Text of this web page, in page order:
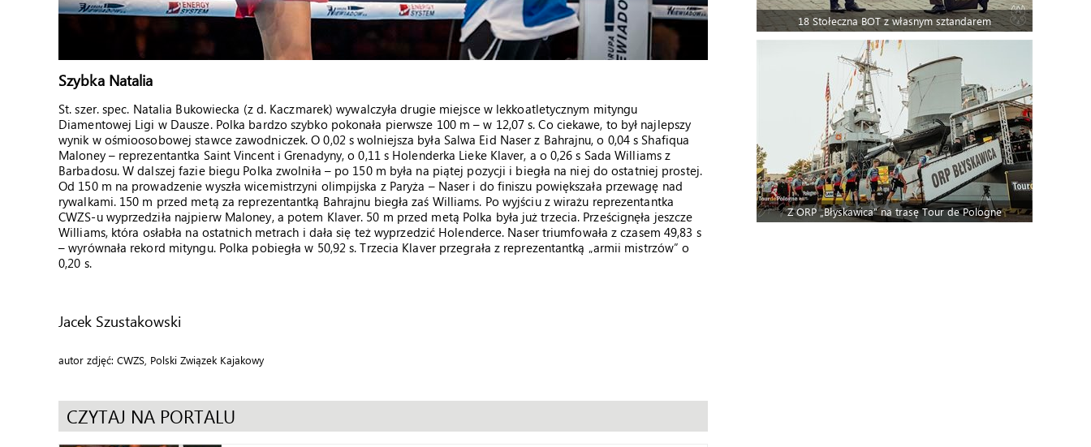
Szybka Natalia
St. szer. spec. Natalia Bukowiecka (z d. Kaczmarek) wywalczyła drugie miejsce w lekkoatletycznym mityngu
Diamentowej Ligi w Dausze. Polka bardzo szybko pokonała pierwsze 100 m – w 12,07 s. Co ciekawe, to był najlepszy
wynik w ośmioosobowej stawce zawodniczek. O 0,02 s wolniejsza była Salwa Eid Naser z Bahrajnu, o 0,04 s Shafiqua
Maloney – reprezentantka Saint Vincent i Grenadyny, o 0,11 s Holenderka Lieke Klaver, a o 0,26 s Sada Williams z
Barbadosu. W dalszej fazie biegu Polka zwolniła – po 150 m była na piątej pozycji i biegła na niej do ostatniej prostej.
Od 150 m na prowadzenie wyszła wicemistrzyni olimpijska z Paryża – Naser i do finiszu powiększała przewagę nad
rywalkami. 150 m przed metą za reprezentantką Bahrajnu biegła zaś Williams. Po wyjściu z wirażu reprezentantka
CWZS-u wyprzedziła najpierw Maloney, a potem Klaver. 50 m przed metą Polka była już trzecia. Prześcignęła jeszcze
Williams, która osłabła na ostatnich metrach i dała się też wyprzedzić Holenderce. Naser triumfowała z czasem 49,83 s
– wyrównała rekord mityngu. Polka pobiegła w 50,92 s. Trzecia Klaver przegrała z reprezentantką „armii mistrzów” o
0,20 s.
Jacek Szustakowski
autor zdjęć: CWZS, Polski Związek Kajakowy
CZYTAJ NA PORTALU
18 Stołeczna BOT z własnym sztandarem
Z ORP „Błyskawica” na trasę Tour de Pologne